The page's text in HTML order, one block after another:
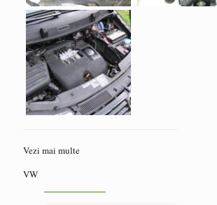
Vezi mai multe
VW